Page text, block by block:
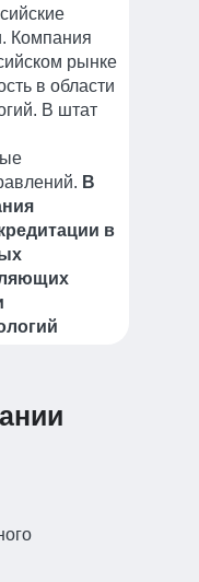
Компания
рынке
в области
В штат
В
в